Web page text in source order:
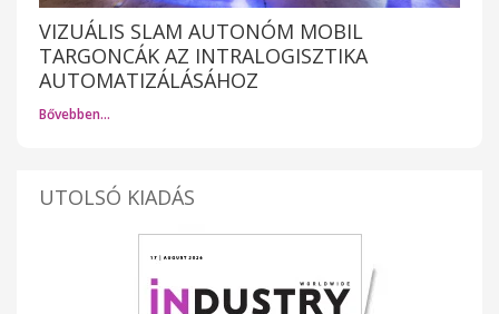
VIZUÁLIS SLAM AUTONÓM MOBIL
TARGONCÁK AZ INTRALOGISZTIKA
AUTOMATIZÁLÁSÁHOZ
Bővebben…
UTOLSÓ KIADÁS